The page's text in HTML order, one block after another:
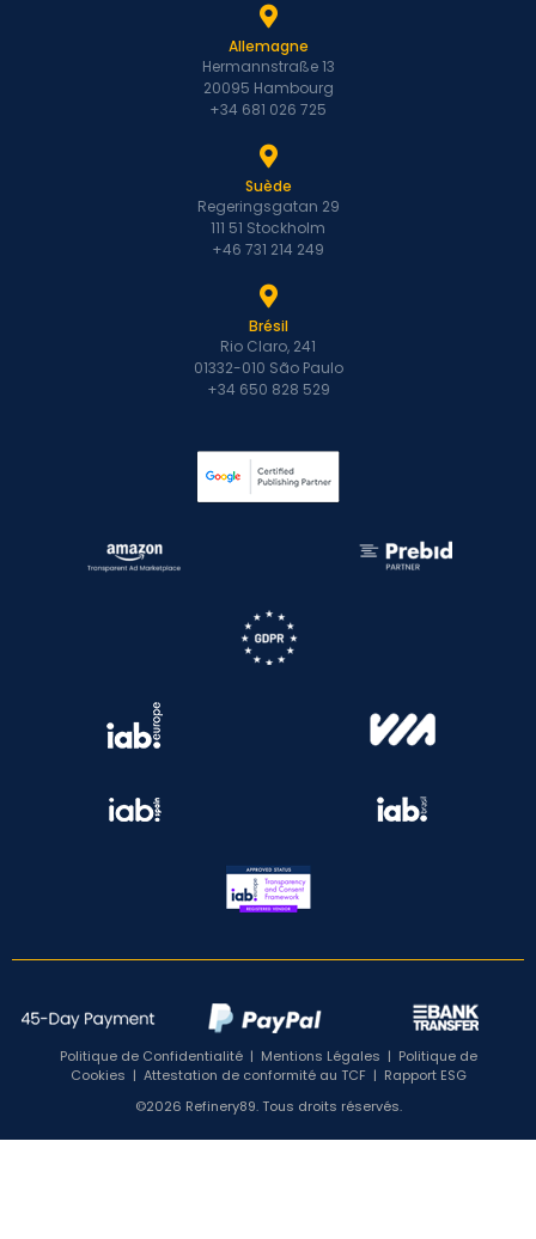
Allemagne
Hermannstraße 13
20095 Hambourg
+34 681 026 725
Suède
Regeringsgatan 29
111 51 Stockholm
+46 731 214 249
Brésil
Rio Claro, 241
01332-010 São Paulo
+34 650 828 529
Politique de Confidentialité| Mentions Légales | Politique de
Cookies | Attestation de conformité au TCF| Rapport ESG
©2026 Refinery89. Tous droits réservés.